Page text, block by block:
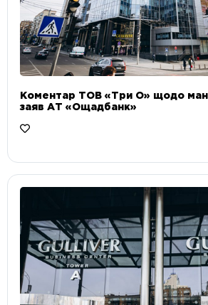
Коментар ТОВ «Три О» щодо
заяв АТ «Ощадбанк»